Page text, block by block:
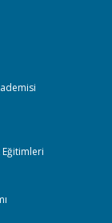
Eğitimleri